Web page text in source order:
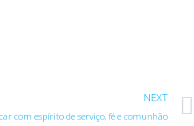
NEXT
com espírito de serviço, fé e comunhão